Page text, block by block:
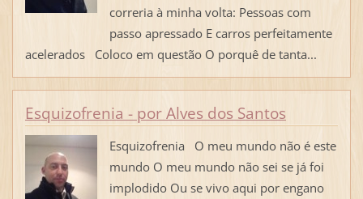
correria à minha volta: Pessoas com
passo apressado E carros perfeitamente
acelerados Coloco em questão O porquê de tanta...
Esquizofrenia - por Alves dos Santos
Esquizofrenia O meu mundo não é este
mundo O meu mundo não sei se já foi
implodido Ou se vivo aqui por engano